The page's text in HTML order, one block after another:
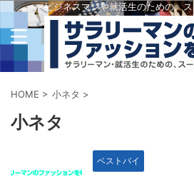
ビジネスマンや就活生のための、
HOME > 小ネタ >
小ネタ
ベストバイ